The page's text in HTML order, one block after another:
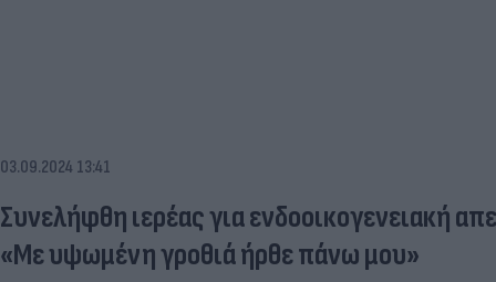
03.09.2024 13:41
Συνελήφθη ιερέας για ενδοοικογενειακή
«Με υψωμένη γροθιά ήρθε πάνω μου»